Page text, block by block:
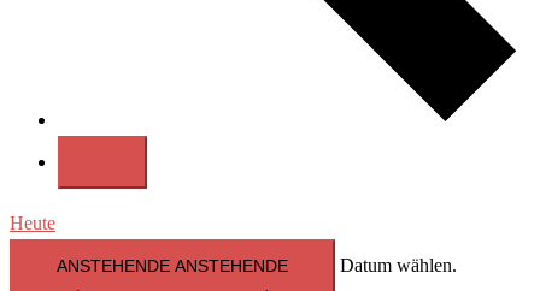
Heute
ANSTEHENDE ANSTEHENDE Datum wählen.